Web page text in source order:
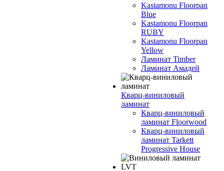
Kastamonu Floorpan
Blue
Kastamonu Floorpan
RUBY
Kastamonu Floorpan
Yellow
Ламинат Timber
Ламинат Амадей
Кварц-виниловый
ламинат
Кварц-виниловый
ламинат Floorwood
Кварц-виниловый
ламинат Tarkett
Progressive House